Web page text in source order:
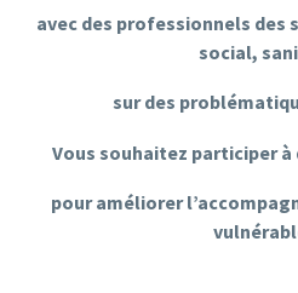
avec des professionnels des
social,
sur des
Vous souhaitez participer
pour améliorer